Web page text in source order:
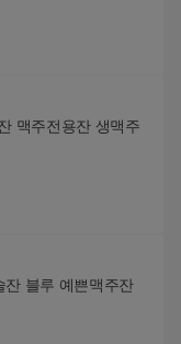
맥주전용잔 생맥주
잔 블루 예쁜맥주잔